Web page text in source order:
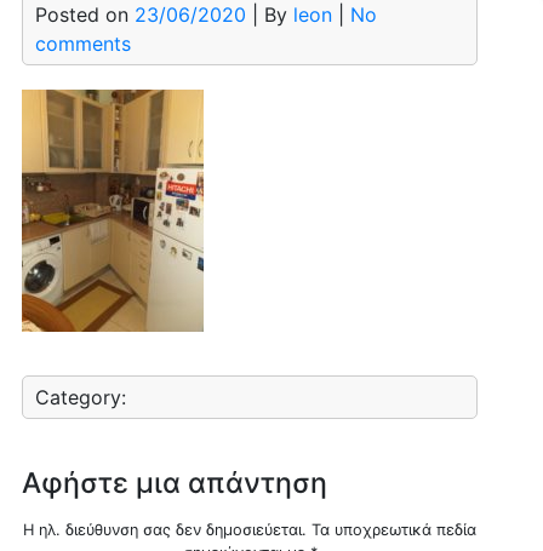
Posted on 23/06/2020 | By leon| No
comments
Category:
Αφήστε μια απάντηση
Η ηλ. διεύθυνση σας δεν δημοσιεύεται. Τα υποχρεωτικά πεδία